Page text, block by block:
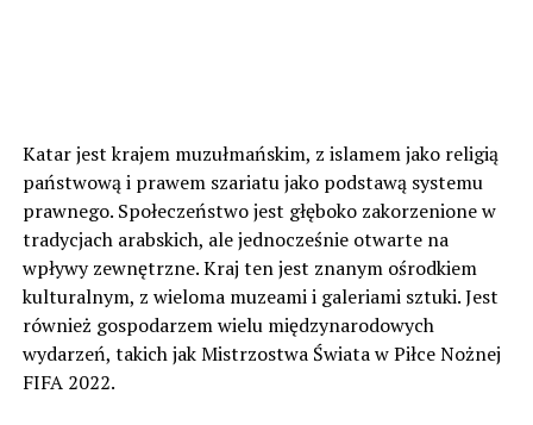
Katar jest krajem muzułmańskim, z islamem jako religią
państwową i prawem szariatu jako podstawą systemu
prawnego. Społeczeństwo jest głęboko zakorzenione w
tradycjach arabskich, ale jednocześnie otwarte na
wpływy zewnętrzne. Kraj ten jest znanym ośrodkiem
kulturalnym, z wieloma muzeami i galeriami sztuki. Jest
również gospodarzem wielu międzynarodowych
wydarzeń, takich jak Mistrzostwa Świata w Piłce Nożnej
FIFA 2022.